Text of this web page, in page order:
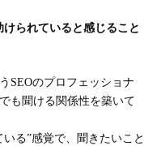
られていると感じること
SEOのプロフェッショナ
も聞ける関係性を築いて
る”感覚で、聞きたいこと